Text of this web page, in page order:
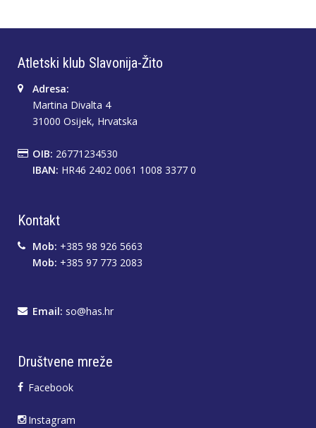
Atletski klub Slavonija-Žito
Adresa:
Martina Divalta 4
31000 Osijek, Hrvatska
OIB: 26771234530
IBAN: HR46 2402 0061 1008 3377 0
Kontakt
Mob: +385 98 926 5663
Mob: +385 97 773 2083
Email: so@has.hr
Društvene mreže
Facebook
Instagram